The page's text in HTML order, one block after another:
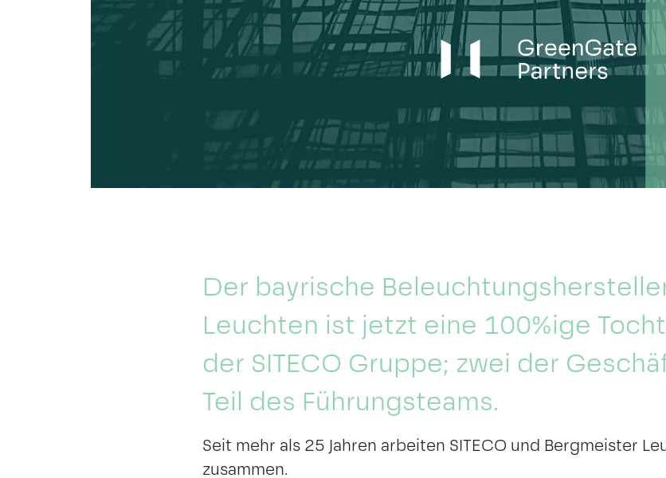
Der bayrische
Leuchten ist jetzt eine 100%ige
der SITECO Gruppe; zwei der
Teil des Führungsteams.
Seit mehr als 25 Jahren arbeiten SITECO und Bergmeister
zusammen.